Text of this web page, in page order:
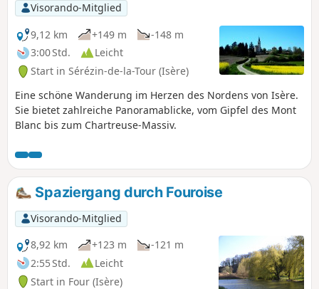
Visorando-Mitglied
9,12 km
+149 m
-148 m
3:00 Std.
Leicht
Start in Sérézin-de-la-Tour (Isère)
Eine schöne Wanderung im Herzen des Nordens von Isère.
Sie bietet zahlreiche Panoramablicke, vom Gipfel des Mont
Blanc bis zum Chartreuse-Massiv.
Spaziergang durch Fouroise
Visorando-Mitglied
8,92 km
+123 m
-121 m
2:55 Std.
Leicht
Start in Four (Isère)